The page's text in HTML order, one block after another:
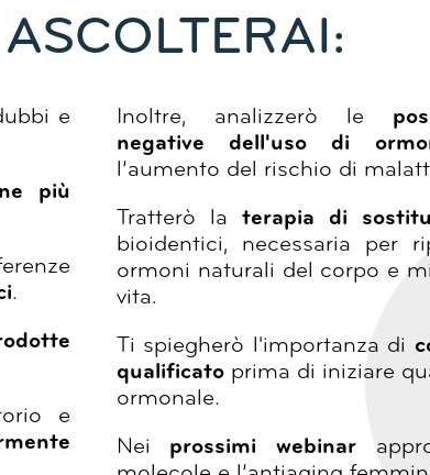
e
più
.
e
Inoltre, analizzerò le
negative dell'uso di
l’aumento del rischio di
Tratterò la terapia di
bioidentici, necessaria per
ormoni naturali del corpo e
vita.
Ti spiegherò l'importanza di
qualificatoprima di iniziare
ormonale.
Nei prossimi webinar